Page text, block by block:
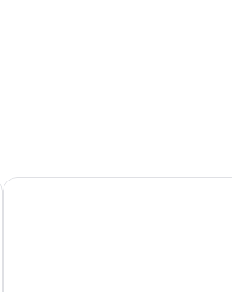
Anara Sky Kualanamu Hotel